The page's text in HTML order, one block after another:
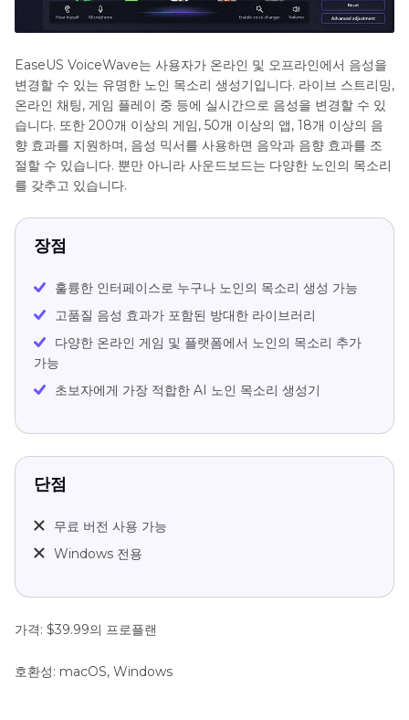
EaseUS VoiceWave는 사용자가 온라인 및 오프라인에서 음성을
변경할 수 있는 유명한 노인 목소리 생성기입니다. 라이브 스트리밍,
온라인 채팅, 게임 플레이 중 등에 실시간으로 음성을 변경할 수 있
습니다. 또한 200개 이상의 게임, 50개 이상의 앱, 18개 이상의 음
향 효과를 지원하며, 음성 믹서를 사용하면 음악과 음향 효과를 조
절할 수 있습니다. 뿐만 아니라 사운드보드는 다양한 노인의 목소리
를 갖추고 있습니다.
장점
훌륭한 인터페이스로 누구나 노인의 목소리 생성 가능
고품질 음성 효과가 포함된 방대한 라이브러리
다양한 온라인 게임 및 플랫폼에서 노인의 목소리 추가
가능
초보자에게 가장 적합한 AI 노인 목소리 생성기
단점
무료 버전 사용 가능
Windows 전용
가격: $39.99의 프로플랜
호환성: macOS, Windows